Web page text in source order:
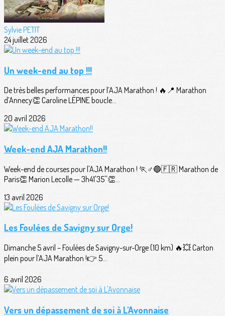
Sylvie PETIT
24 juillet 2026
Un week-end au top !!!
De très belles performances pour l’AJA Marathon ! 🔥📍 Marathon
d’Annecy👏 Caroline LÉPINE boucle...
20 avril 2026
Week-end AJA Marathon!!
Week-end de courses pour l'AJA Marathon ! 🏃♂️🔵🇫🇷 Marathon de
Paris👏 Marion Lecolle — 3h41'35''👏...
13 avril 2026
Les Foulées de Savigny sur Orge!
Dimanche 5 avril – Foulées de Savigny-sur-Orge (10 km) 🔥💥 Carton
plein pour l’AJA Marathon !👉 5...
6 avril 2026
Vers un dépassement de soi à L'Avonnaise